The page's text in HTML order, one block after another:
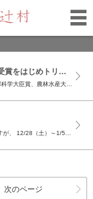
「全国和裁技術コンクール」で内閣総理大臣賞受賞をはじめトリプル入賞！
次のページ